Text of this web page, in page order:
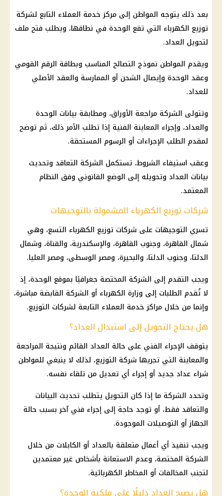
بعد ذلك يتوجه المواطن إلى مركز خدمة العملاء التابع لشركة
توزيع الكهرباء التي تقع الوحدة في نطاقها، ويطلب فتح ملف
لتحويل العداد.
ويقدم المواطن نموذج التصالح المناسب وبطاقة الرقم القومي
وعقد الوحدة وإيصال الشحن أو الممارسة والعقد الأصلي
للعداد.
وتتولى الشركة مراجعة الأوراق، ومطابقة بيانات الوحدة
والعداد، وإجراء المعاينة الفنية إذا تطلب الأمر ذلك، ثم توضح
لمقدم الطلب الإجراءات أو الرسوم المستحقة.
وعقب استيفاء الشروط، تستكمل الشركة التعاقد وتحديث
بيانات العداد وتحويله إلى الوضع القانوني وفق النظام
المعتمد.
شركات توزيع الكهرباء المشمولة بالتوجيهات
تسري التوجيهات على شركات توزيع الكهرباء التسع، وهي
شمال القاهرة، وجنوب القاهرة، والإسكندرية، والقناة، وشمال
الدلتا، وجنوب الدلتا، والبحيرة، ومصر الوسطى، ومصر العليا.
ويجب التقدم إلى الشركة المختصة جغرافيًا بموقع الوحدة، إذ
لا تُقدم الطلبات إلى وزارة الكهرباء أو الشركة القابضة مباشرة،
وإنما من خلال مراكز خدمة العملاء التابعة لشركات التوزيع.
هل يحتاج التحويل إلى استبدال العداد؟
يتوقف الإجراء الفني على حالة العداد القائم ونتيجة المراجعة
والمعاينة التي تجريها شركة التوزيع، لذلك لا ينبغي للمواطن
شراء عداد جديد أو إجراء أي تعديل من تلقاء نفسه.
وتحدد الشركة ما إذا كان التحويل يتطلب تحديث البيانات
والتعاقد فقط، أو توجد حاجة إلى إجراء فني آخر بسبب حالة
الجهاز أو التوصيلات الموجودة.
ويجب تنفيذ أي أعمال متعلقة بالعداد أو الكابلات من خلال
الشركة المختصة، وعدم الاستعانة بأشخاص غير معتمدين
لتجنب المخالفات أو المخاطر الكهربائية.
هل يصبح العداد دليلًا على ملكية الوحدة؟